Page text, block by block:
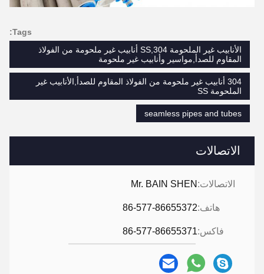
الاتصالات
الاتصالات: Mr. BAIN SHEN
هاتف:86-577-86655372
فاكس:86-577-86655371
Tags:
الأنابيب غير الملحومة SS,304 أنابيب غير ملحومة من الفولاذ
المقاوم للصدأ,مواسير وأنابيب غير ملحومة
304 أنابيب غير ملحومة من الفولاذ المقاوم للصدأ,الأنابيب غير
الملحومة SS
seamless pipes and tubes